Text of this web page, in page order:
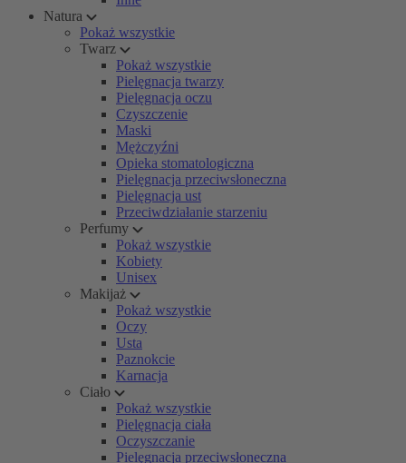
Natura
Pokaż wszystkie
Twarz
Pokaż wszystkie
Pielęgnacja twarzy
Pielęgnacja oczu
Czyszczenie
Maski
Mężczyźni
Opieka stomatologiczna
Pielęgnacja przeciwsłoneczna
Pielęgnacja ust
Przeciwdziałanie starzeniu
Perfumy
Pokaż wszystkie
Kobiety
Unisex
Makijaż
Pokaż wszystkie
Oczy
Usta
Paznokcie
Karnacja
Ciało
Pokaż wszystkie
Pielęgnacja ciała
Oczyszczanie
Pielęgnacja przeciwsłoneczna